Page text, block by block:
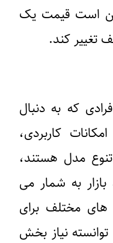
قیمت یک
کند.
که به دنبال
کاربردی،
مدل هستند،
به شمار می
مختلف برای
نیاز بخش